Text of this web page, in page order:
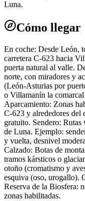
Luna.
Cómo llegar
En coche: Desde León,
carretera C-623 hacia
puerta natural al valle.
norte, con miradores y
(León-Asturias por
o Villamanín la
Aparcamiento: Zonas
C-623 y alrededores del
gratuito. Sendero:
de Luna. Ejemplo:
y vuelta, desnivel
Calzado: Botas de
tramos kársticos o
otoño (cromatismo y
esquiva (oso, urogallo).
Reserva de la Biosfera:
zonas habilitadas.